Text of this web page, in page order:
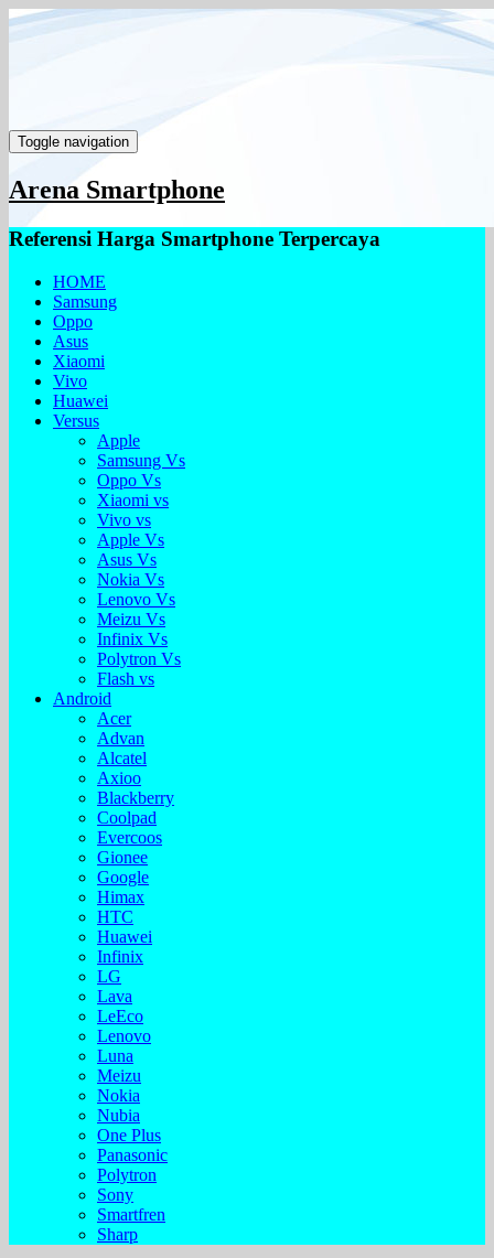
Toggle navigation
Arena Smartphone
Referensi Harga Smartphone Terpercaya
HOME
Samsung
Oppo
Asus
Xiaomi
Vivo
Huawei
Versus
Apple
Samsung Vs
Oppo Vs
Xiaomi vs
Vivo vs
Apple Vs
Asus Vs
Nokia Vs
Lenovo Vs
Meizu Vs
Infinix Vs
Polytron Vs
Flash vs
Android
Acer
Advan
Alcatel
Axioo
Blackberry
Coolpad
Evercoos
Gionee
Google
Himax
HTC
Huawei
Infinix
LG
Lava
LeEco
Lenovo
Luna
Meizu
Nokia
Nubia
One Plus
Panasonic
Polytron
Sony
Smartfren
Sharp